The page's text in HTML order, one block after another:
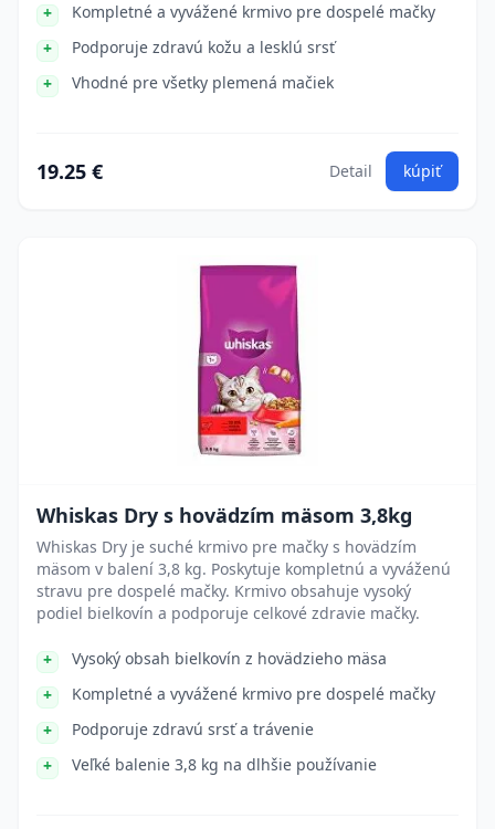
Kompletné a vyvážené krmivo pre dospelé mačky
Podporuje zdravú kožu a lesklú srsť
Vhodné pre všetky plemená mačiek
19.25 € Detail kúpiť
Whiskas Dry s hovädzím mäsom 3,8kg
Whiskas Dry je suché krmivo pre mačky s hovädzím
mäsom v balení 3,8 kg. Poskytuje kompletnú a vyváženú
stravu pre dospelé mačky. Krmivo obsahuje vysoký
podiel bielkovín a podporuje celkové zdravie mačky.
Vysoký obsah bielkovín z hovädzieho mäsa
Kompletné a vyvážené krmivo pre dospelé mačky
Podporuje zdravú srsť a trávenie
Veľké balenie 3,8 kg na dlhšie používanie